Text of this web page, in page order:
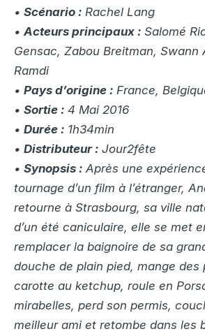
• Scénario : Rachel Lang
• Acteurs principaux : Salomé
Gensac, Zabou Breitman, Swann
Ramdi
• Pays d’origine : France,
• Sortie : 4 Mai 2016
• Durée : 1h34min
• Distributeur : Jour2fête
• Synopsis : Après une
tournage d’un film à l’étranger,
retourne à Strasbourg, sa ville
d’un été caniculaire, elle se met
remplacer la baignoire de sa
douche de plain pied, mange des
carotte au ketchup, roule en
mirabelles, perd son permis,
meilleur ami et retombe dans les